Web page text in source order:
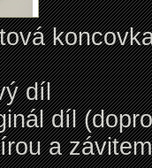
díl
díl
a